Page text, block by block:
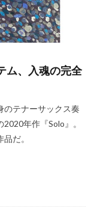
ム、入魂の完全
のテナーサックス奏
年作『Solo』。
だ。